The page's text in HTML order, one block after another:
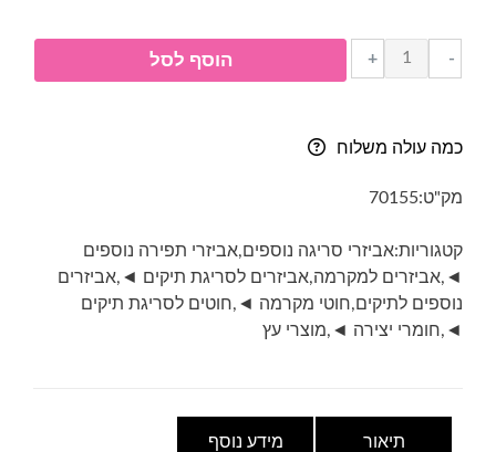
-
כמות
של
ליצירה-
טבעות
בקוטר
4
ס"מ
+ הוסף לסל
כמה עולה משלוח
מק"ט:70155
קטגוריות:אביזרי סריגה נוספים,אביזרי תפירה נוספים
◄
,אביזרים למקרמה,אביזרים לסריגת תיקים ◄ ,אביזרים
נוספים לתיקים,חוטי מקרמה ◄ ,חוטים לסריגת תיקים
◄
,חומרי יצירה ◄ ,מוצרי עץ
תיאור מידע נוסף